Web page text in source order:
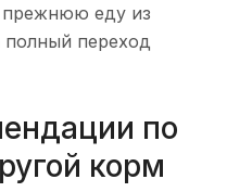
прежнюю еду из
переход
по
корм